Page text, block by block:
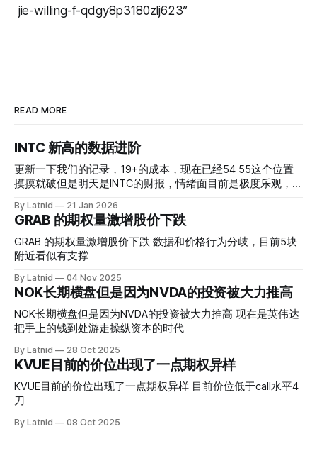
jie-willing-f-qdgy8p3180zlj623”
READ MORE
INTC 新高的数据进阶
更新一下我们的记录，19+的成本，现在已经54 55这个位置
摸摸就破但是明天是INTC的财报，情绪面目前是极度乐观，反
是突破前的支撑CC感觉可以做，放远些, 因为18A的经验还未
真正得到普遍大众的关注，当然财报可以继续出新消息顶一下
压力位置。 数据在70驻扎 整体呈现 47 – 60 短期位置
By Latnid 21 Jan 2026
GRAB 的期权量激增股价下跌
GRAB 的期权量激增股价下跌 数据和价格行为分歧，目前5块
附近看似有支撑
By Latnid 04 Nov 2025
NOK长期横盘但是因为NVDA的投资被大力推高
NOK长期横盘但是因为NVDA的投资被大力推高 现在是英伟达
把手上的钱到处游走操纵资本的时代
By Latnid 28 Oct 2025
KVUE目前的价位出现了一点期权异样
KVUE目前的价位出现了一点期权异样 目前价位低于call水平4
刀
By Latnid 08 Oct 2025